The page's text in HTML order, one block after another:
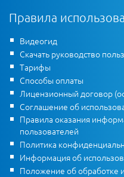
Правила
Видеогид
Скачать руководство
Тарифы
Способы оплаты
Лицензионный договор
Соглашение об
Правила оказания
пользователей
Политика
Информация об
Положение об обработке